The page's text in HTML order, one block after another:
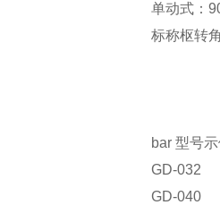
单动式：
标称枢转
bar 型号
GD-032
GD-040